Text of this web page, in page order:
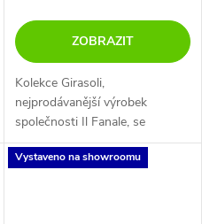
ZOBRAZIT
Kolekce Girasoli,
nejprodávanější výrobek
společnosti Il Fanale, se
vyznačuje minimalistickým
designem inspirovaným
Vystaveno na showroomu